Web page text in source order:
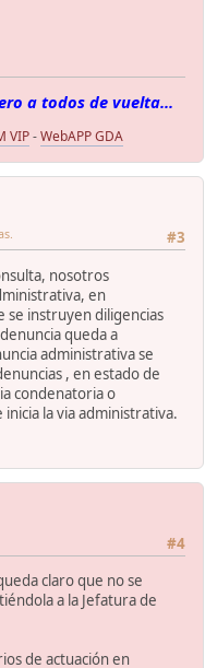
a todos de vuelta...
VIP-WebAPP GDA
#3
nosotros
en
se instruyen diligencias
queda a
administrativa se
, en estado de
condenatoria o
la via administrativa.
#4
claro que no se
a la Jefatura de
de actuación en